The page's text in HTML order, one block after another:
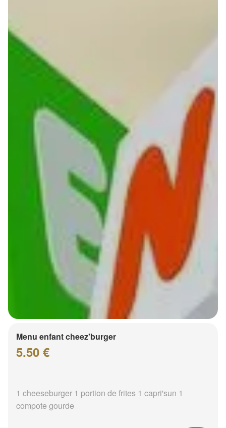
Menu enfant cheez'burger
5.50 €
1 cheeseburger 1 portion de frites 1 capri'sun 1
compote gourde